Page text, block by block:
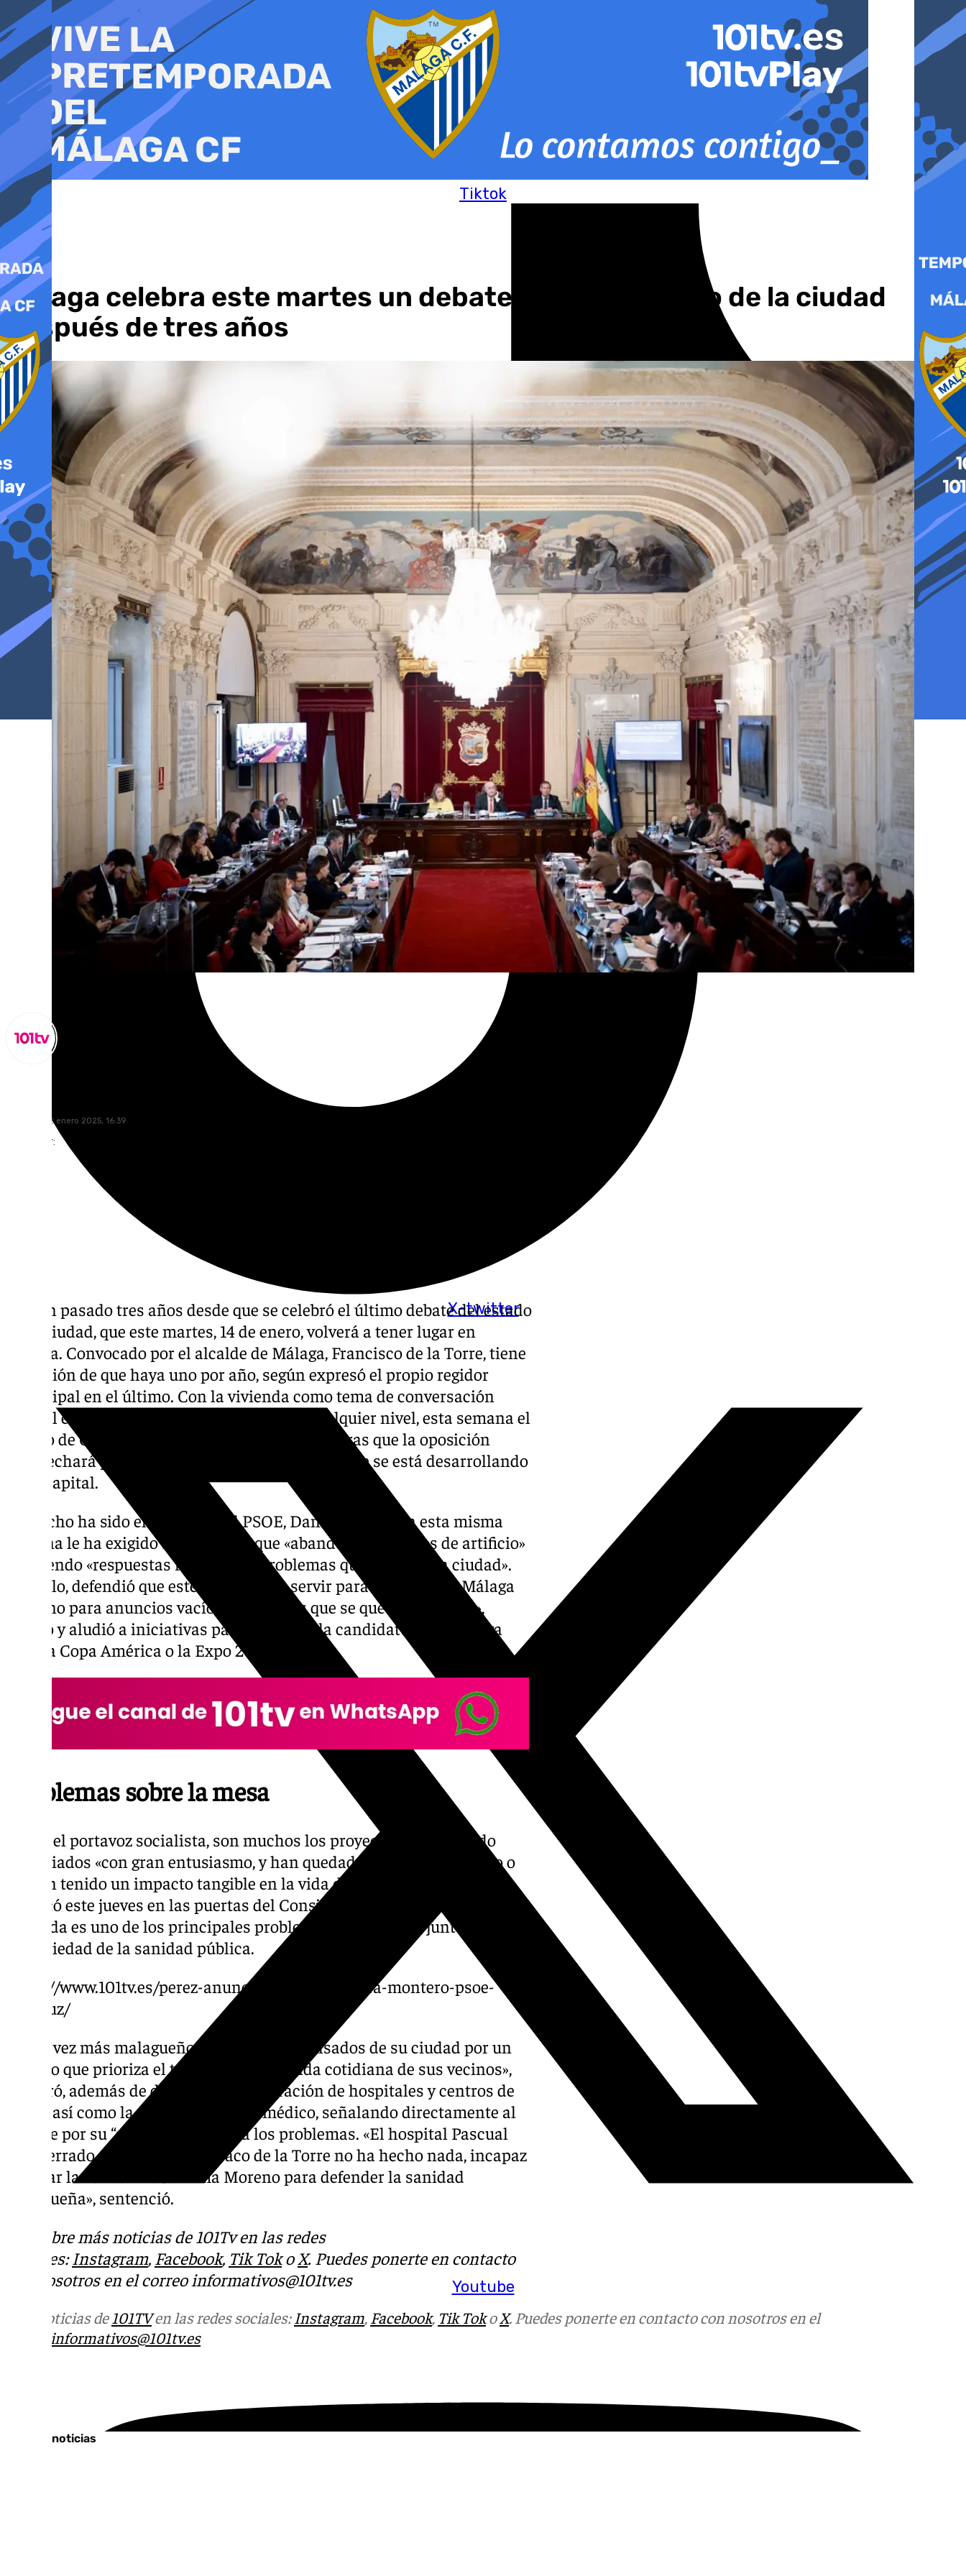
al
contenido
Tiktok
X-twitter
Youtube
Málaga celebra este martes un debate sobre el estado de la ciudad
después de tres años
domingo, 12 enero 2025, 16:39
Compartir:
Ya han pasado tres años desde que se celebró el último debate del estado
de la ciudad, que este martes, 14 de enero, volverá a tener lugar en
Málaga. Convocado por el alcalde de Málaga, Francisco de la Torre, tiene
intención de que haya uno por año, según expresó el propio regidor
municipal en el último. Con la vivienda como tema de conversación
central en muchos debates en la ciudad a cualquier nivel, esta semana el
equipo de Gobierno defenderá su gestión mientras que la oposición
aprovechará para rebatir la política municipal que se está desarrollando
en la capital.
De hecho ha sido el portavoz del PSOE, Dani Pérez, quien esta misma
semana le ha exigido a de la Torre que «abandone los fuegos de artificio»
ofreciendo «respuestas reales a los problemas que enfrenta la ciudad».
Con ello, defendió que este debate debe servir para hablar de la Málaga
real, «no para anuncios vacíos ni titulares que se quedan en nada»,
señaló y aludió a iniciativas pasadas como la candidatura de Málaga
para la Copa América o la Expo 2027.
Problemas sobre la mesa
Según el portavoz socialista, son muchos los proyectos que han sido
anunciados «con gran entusiasmo, y han quedado relegados al olvido o
no han tenido un impacto tangible en la vida de los malagueños»,
destacó este jueves en las puertas del Consistorio argumentando que la
vivienda es uno de los principales problemas de la ciudad junto a la
precariedad de la sanidad pública.
https://www.101tv.es/perez-anuncio-precandidatura-montero-psoe-
andaluz/
«Cada vez más malagueños se sienten expulsados de su ciudad por un
modelo que prioriza el turismo sobre la vida cotidiana de sus vecinos»,
aseguró, además de denunciar la saturación de hospitales y centros de
salud, así como la falta de personal médico, señalando directamente al
alcalde por su “pasividad” frente a los problemas. «El hospital Pascual
está cerrado con telarañas, y Paco de la Torre no ha hecho nada, incapaz
de alzar la voz contra Juanma Moreno para defender la sanidad
malagueña», sentenció.
Descubre más noticias de 101Tv en las redes
sociales:Instagram, Facebook, Tik TokoX. Puedes ponerte en contacto
con nosotros en el correo informativos@101tv.es
Más noticias de101TVen las redes sociales:Instagram, Facebook, Tik TokoX. Puedes ponerte en contacto con nosotros en el
informativos@101tv.es
Últimas noticias